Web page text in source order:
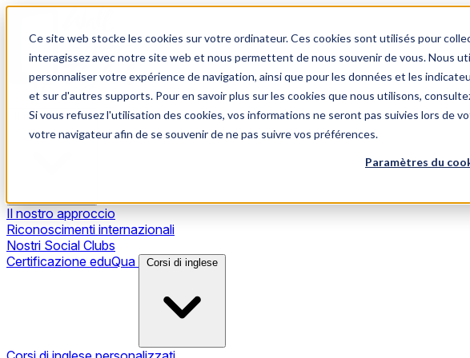
Ce site web stocke les cookies sur votre ordinateur. Ces cookies sont utilisés pour
interagissez avec notre site web et nous permettent de nous souvenir de vous. Nous
personnaliser votre expérience de navigation, ainsi que pour les données et les
et sur d'autres supports. Pour en savoir plus sur les cookies que nous utilisons,
Si vous refusez l'utilisation des cookies, vos informations ne seront pas suivies lors de
votre navigateur afin de se souvenir de ne pas suivre vos préférences.
Paramètres du
Il nostro metodo
Il nostro approccio
Riconoscimenti internazionali
Nostri Social Clubs
Certificazione eduQua
Corsi di inglese